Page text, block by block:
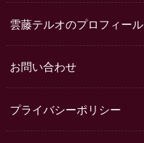
雲藤テルオのプロフィール
お問い合わせ
プライバシーポリシー